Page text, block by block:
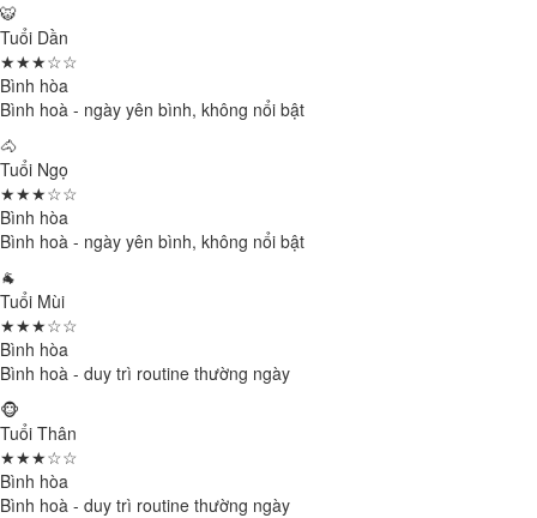
🐯
Tuổi Dần
★★★☆☆
Bình hòa
Bình hoà - ngày yên bình, không nổi bật
🐴
Tuổi Ngọ
★★★☆☆
Bình hòa
Bình hoà - ngày yên bình, không nổi bật
🐐
Tuổi Mùi
★★★☆☆
Bình hòa
Bình hoà - duy trì routine thường ngày
🐵
Tuổi Thân
★★★☆☆
Bình hòa
Bình hoà - duy trì routine thường ngày